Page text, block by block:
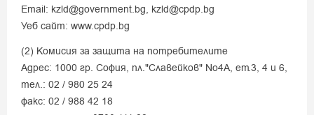
Email: kzld@government.bg, kzld@cpdp.bg
Уеб сайт: www.cpdp.bg
(2) Комисия за защита на потребителите
Адрес: 1000 гр. София, пл."Славейков" No4А, ет.3, 4 и 6,
тел.: 02 / 980 25 24
факс: 02 / 988 42 18